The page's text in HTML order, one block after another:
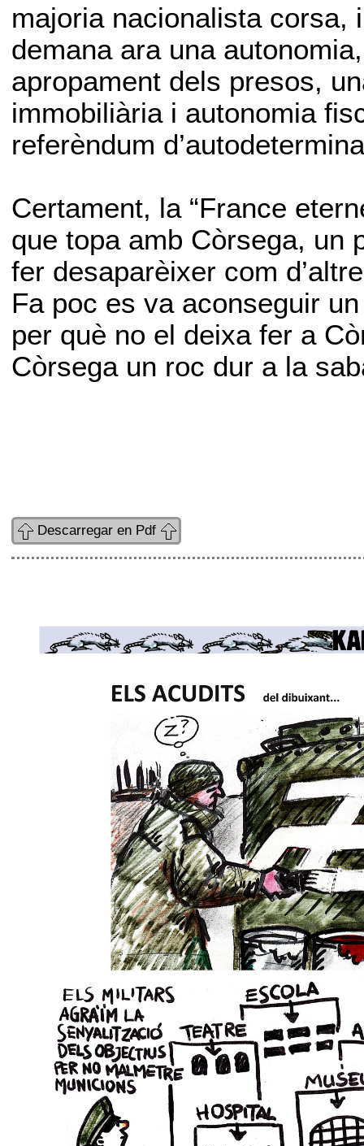
majoria nacionalista corsa,
demana ara una
apropament dels presos,
immobiliària i autonomia
referèndum
Certament, la “France
que topa amb Còrsega, un
fer desaparèixer com
Fa poc es va aconseguir
per què no el deixa fer a
Còrsega un roc dur a la
Descarregar en Pdf